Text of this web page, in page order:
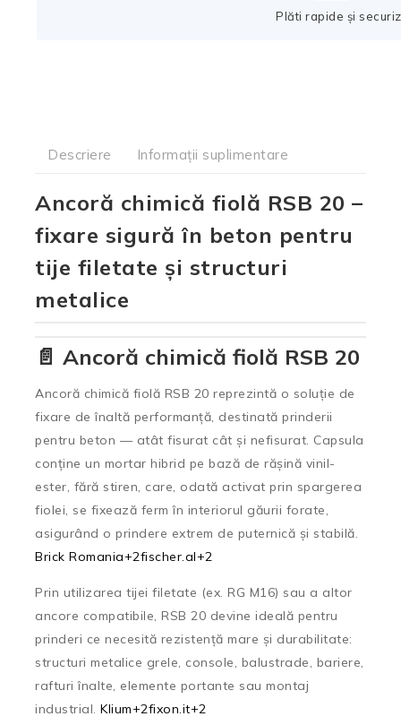
Plăti rapide și
Descriere Informații suplimentare
Ancoră chimică fiolă RSB 20 –
fixare sigură în beton pentru
tije filetate și structuri
metalice
📄 Ancoră chimică fiolă RSB 20
Ancoră chimică fiolă RSB 20 reprezintă o soluție de
fixare de înaltă performanță, destinată prinderii
pentru beton — atât fisurat cât și nefisurat. Capsula
conține un mortar hibrid pe bază de rășină vinil-
ester, fără stiren, care, odată activat prin spargerea
fiolei, se fixează ferm în interiorul găurii forate,
asigurând o prindere extrem de puternică și stabilă.
Brick Romania+2fischer.al+2
Prin utilizarea tijei filetate (ex. RG M16) sau a altor
ancore compatibile, RSB 20 devine ideală pentru
prinderi ce necesită rezistență mare și durabilitate:
structuri metalice grele, console, balustrade, bariere,
rafturi înalte, elemente portante sau montaj
industrial. Klium+2fixon.it+2